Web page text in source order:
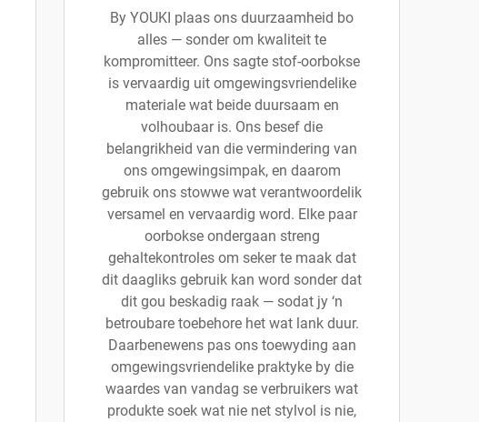
By YOUKI plaas ons duurzaamheid bo
alles — sonder om kwaliteit te
kompromitteer. Ons sagte stof-oorbokse
is vervaardig uit omgewingsvriendelike
materiale wat beide duursaam en
volhoubaar is. Ons besef die
belangrikheid van die vermindering van
ons omgewingsimpak, en daarom
gebruik ons stowwe wat verantwoordelik
versamel en vervaardig word. Elke paar
oorbokse ondergaan streng
gehaltekontroles om seker te maak dat
dit daagliks gebruik kan word sonder dat
dit gou beskadig raak — sodat jy ‘n
betroubare toebehore het wat lank duur.
Daarbenewens pas ons toewyding aan
omgewingsvriendelike praktyke by die
waardes van vandag se verbruikers wat
produkte soek wat nie net stylvol is nie,